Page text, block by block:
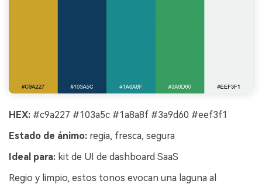
HEX: #c9a227 #103a5c #1a8a8f #3a9d60 #eef3f1
Estado de ánimo: regia, fresca, segura
Ideal para: kit de UI de dashboard SaaS
Regio y limpio, estos tonos evocan una laguna al